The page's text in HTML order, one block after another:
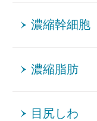
濃縮幹細胞
濃縮脂肪
目尻しわ